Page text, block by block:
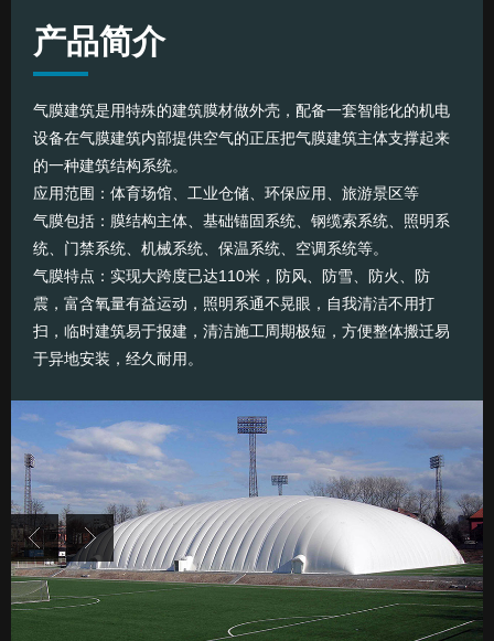
产品简介
气膜建筑是用特殊的建筑膜材做外壳，配备一套智能化的机电
设备在气膜建筑内部提供空气的正压把气膜建筑主体支撑起来
的一种建筑结构系统。
应用范围：体育场馆、工业仓储、环保应用、旅游景区等
气膜包括：膜结构主体、基础锚固系统、钢缆索系统、照明系
统、门禁系统、机械系统、保温系统、空调系统等。
气膜特点：实现大跨度已达110米，防风、防雪、防火、防
震，富含氧量有益运动，照明系通不晃眼，自我清洁不用打
扫，临时建筑易于报建，清洁施工周期极短，方便整体搬迁易
于异地安装，经久耐用。